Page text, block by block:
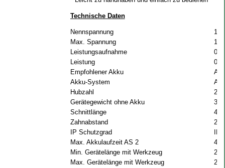
Technische Daten
Nennspannung
11
Max. Spannung
12
Leistungsaufnahme
Leistung
Empfohlener Akku
AS
Akku-System
AS
Hubzahl
Gerätegewicht ohne Akku
3.5
Schnittlänge
45
Zahnabstand
22
IP Schutzgrad
Max. Akkulaufzeit AS 2
40
Min. Gerätelänge mit Werkzeug
Max. Gerätelänge mit Werkzeug